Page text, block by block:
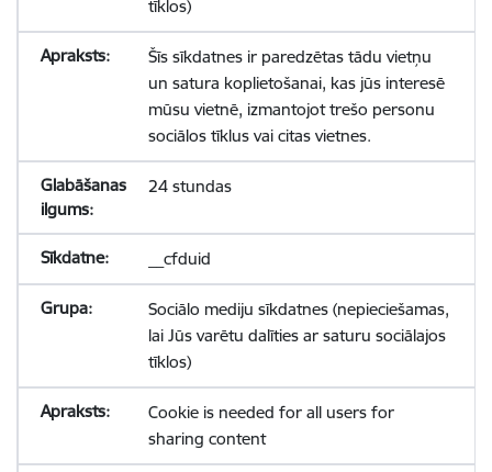
tīklos)
Šīs sīkdatnes ir paredzētas tādu vietņu
un satura koplietošanai, kas jūs interesē
mūsu vietnē, izmantojot trešo personu
sociālos tīklus vai citas vietnes.
24 stundas
__cfduid
Sociālo mediju sīkdatnes (nepieciešamas,
lai Jūs varētu dalīties ar saturu sociālajos
tīklos)
Cookie is needed for all users for
sharing content